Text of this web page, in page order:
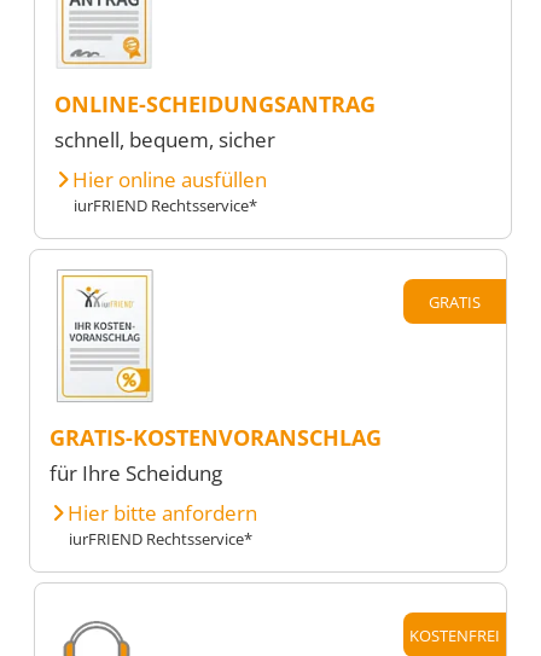
ONLINE-SCHEIDUNGSANTRAG
schnell, bequem, sicher
Hier online ausfüllen
iurFRIEND Rechtsservice*
GRATIS
GRATIS-KOSTENVORANSCHLAG
für Ihre Scheidung
Hier bitte anfordern
iurFRIEND Rechtsservice*
KOSTENFREI